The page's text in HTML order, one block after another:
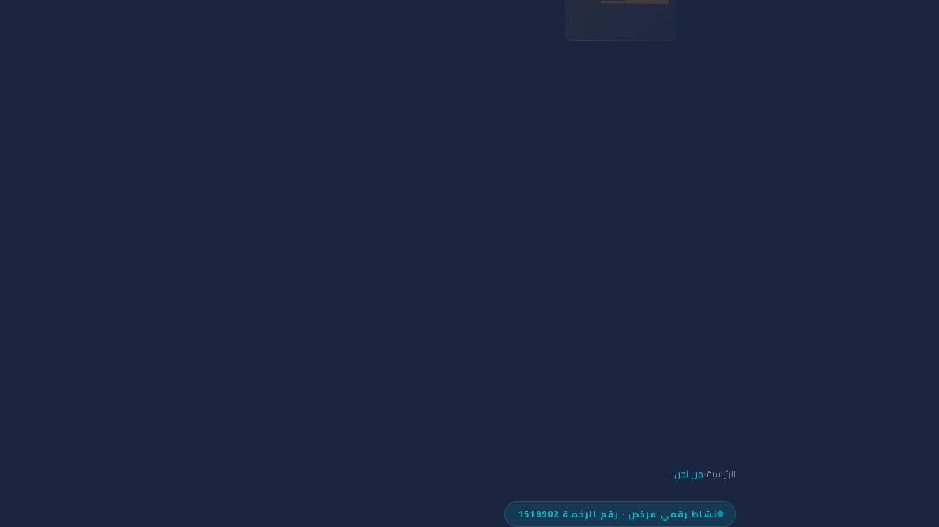
الرئيسية›من نحن
نشاط رقمي مرخص · رقم الرخصة 1518902